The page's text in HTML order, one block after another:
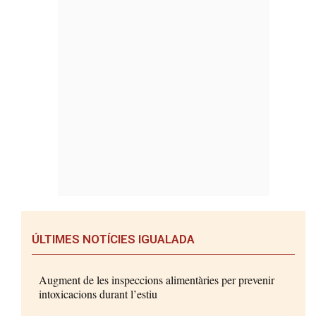
ÚLTIMES NOTÍCIES IGUALADA
Augment de les inspeccions alimentàries per prevenir
intoxicacions durant l’estiu